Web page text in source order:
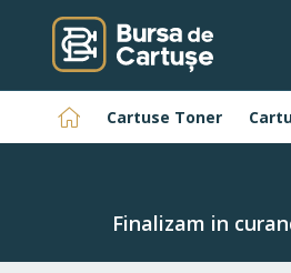
Navigați
la
Conținut
PaginaCartuse Toner
Finalizam in